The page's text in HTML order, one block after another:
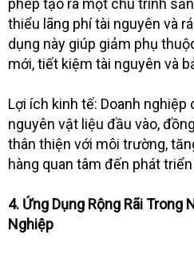
phép tạo ra một chu trình
thiểu lãng phí tài nguyên và
dụng này giúp giảm phụ
mới, tiết kiệm tài nguyên và
Lợi ích kinh tế: Doanh
nguyên vật liệu đầu vào,
thân thiện với môi trường,
hàng quan tâm đến phát
4. Ứng Dụng Rộng Rãi Trong
Nghiệp